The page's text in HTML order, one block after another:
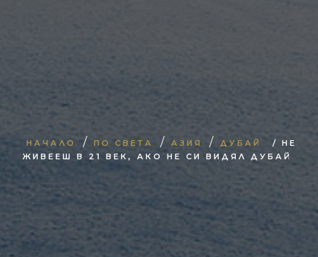
НАЧАЛО / ПО СВЕТА / АЗИЯ / ДУБАЙ
/ НЕ
ЖИВЕЕШ В 21 ВЕК, АКО НЕ СИ ВИДЯЛ ДУБАЙ